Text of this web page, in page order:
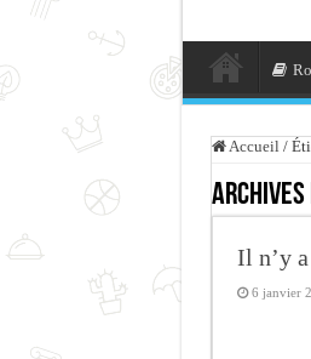
Accueil /
Archives
Il n’y
6 janvier